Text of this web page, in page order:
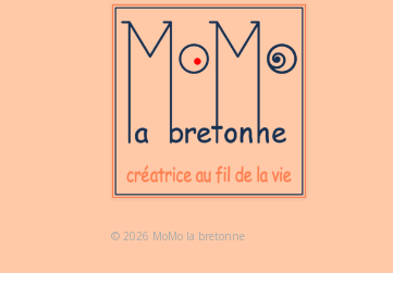
© 2026 MoMo la bretonne